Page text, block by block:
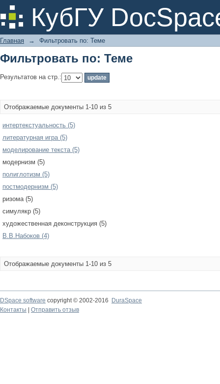
КубГУ
Фильтровать по: Теме
Главная → Фильтровать по: Теме
Фильтровать по: Теме
Результатов на стр.:
Отображаемые документы 1-10 из 5
интертекстуальность (5)
литературная игра (5)
моделирование текста (5)
модернизм (5)
полиглотизм (5)
постмодернизм (5)
ризома (5)
симулякр (5)
художественная деконструкция (5)
В.В.Набоков (4)
Отображаемые документы 1-10 из 5
DSpace software copyright © 2002-2016
DuraSpace
Контакты
Отправить отзыв